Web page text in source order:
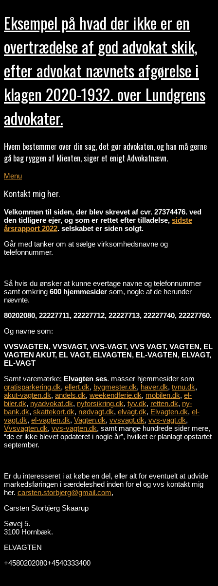
Eksempel på hvad der ikke er en
overtrædelse af god advokat skik,
efter advokat nævnets afgørelse i
klagen 2020-1932. over Lundgrens
advokater.
Hvem bestemmer over din sag, det gør advokaten, og han må gerne
gå bag ryggen af klienten, siger et enigt Advokatnævn.
Menu
Kontakt mig her.
Velkommen til siden, der blev skrevet af cvr. 27374476. ved
den tidligere ejer, og som er rettet efter tilladelse, sidste
årsrapport 2022. selskabet er siden solgt.
Går med tanker om at sælge virksomhedsnavne og
telefonnummer.
Så hvis du ønsker at kunne evertage navne og telefonnummer
samt omkring 600 hjemmesider som, nogle af de herunder
nævnte.
80202080, 22227711, 22227712, 22227713, 22227740, 22227760.
Og navne som:
VVSVAGTEN, VVSVAGT, VVS-VAGT, VVS VAGT, VAGTEN, EL
VAGTEN AKUT, EL VAGT, ELVAGTEN, EL-VAGTEN, ELVAGT,
EL-VAGT
Samt varemærke; Elvagten ses. masser hjemmesider som
gratisparkering.dk, ellert.dk, bygmester.dk, haver.dk, tvnu.dk,
akut-vagten.dk, andels.dk, weekendferie.dk, mobilen.dk, el-
biler.dk, nyadvokat.dk, nyforsikring.dk, tyv.dk, retten.dk, ny-
bank.dk, skattekort.dk, nødvagt.dk, elvagt.dk, Elvagten.dk, el-
vagt.dk, el-vagten.dk, Vagten.dk, vvsvagt.dk, vvs-vagt.dk,
Vvsvagten.dk, vvs-vagten.dk, samt mange hundrede sider mere,
“de er ikke blevet opdateret i nogle år”, hvilket er planlagt opstartet
september.
Er du interesseret i at købe en del, eller alt for eventuelt at udvide
markedsføringen i særdeleshed inden for el og vvs kontakt mig
her. carsten.storbjerg@gmail.com,
Carsten Storbjerg Skaarup
Søvej 5.
3100 Hornbæk.
ELVAGTEN
+4580202080+4540333400